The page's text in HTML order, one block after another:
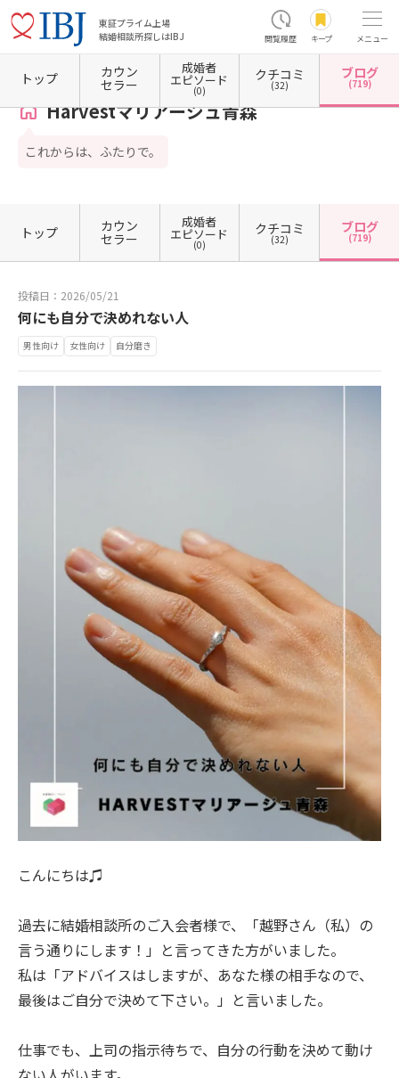
東証プライム上場
結婚相談所探しはIBJ
閲覧履歴 キープ メニュー
ホーム 青森県の結婚相談所 青森県青森市 Harvestマリアージュ青森 カウンセラーブ
Harvestマリアージュ青森
これからは、ふたりで。
トップ カウン
セラー
成婚者
エピソード
(0)
クチコミ
(32)
ブログ
(719)
トップ カウン
セラー
成婚者
エピソード
(0)
クチコミ
(32)
ブログ
(719)
投稿日：2026/05/21
何にも自分で決めれない人
男性向け 女性向け 自分磨き
こんにちは♫
過去に結婚相談所のご入会者様で、「越野さん（私）の
言う通りにします！」と言ってきた方がいました。
私は「アドバイスはしますが、あなた様の相手なので、
最後はご自分で決めて下さい。」と言いました。
仕事でも、上司の指示待ちで、自分の行動を決めて動け